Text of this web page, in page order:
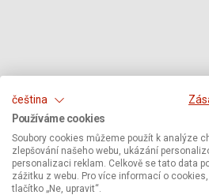
čeština
Používáme cookies
Soubory cookies můžeme použít k analýze
zlepšování našeho webu, ukázání
personalizaci reklam. Celkově se tato data
zážitku z webu. Pro více informací o
tlačítko „Ne, upravit“.